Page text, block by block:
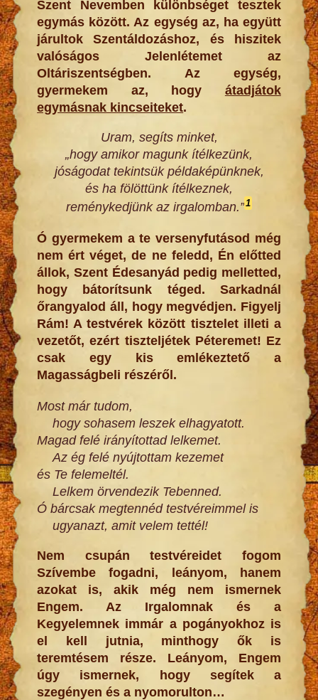
Szent Nevemben különbséget tesztek
egymás között. Az egység az, ha együtt
járultok Szentáldozáshoz, és hiszitek
valóságos Jelenlétemet az
Oltáriszentségben. Az egység,
gyermekem az, hogy átadjátok
egymásnak kincseiteket.
Uram, segíts minket,
„hogy amikor magunk ítélkezünk,
jóságodat tekintsük példaképünknek,
és ha fölöttünk ítélkeznek,
reménykedjünk az irgalomban.”1
Ó gyermekem a te versenyfutásod még
nem ért véget, de ne feledd, Én előtted
állok, Szent Édesanyád pedig melletted,
hogy bátorítsunk téged. Sarkadnál
őrangyalod áll, hogy megvédjen. Figyelj
Rám! A testvérek között tisztelet illeti a
vezetőt, ezért tiszteljétek Péteremet! Ez
csak egy kis emlékeztető a
Magasságbeli részéről.
Most már tudom,
hogy sohasem leszek elhagyatott.
Magad felé irányítottad lelkemet.
Az ég felé nyújtottam kezemet
és Te felemeltél.
Lelkem örvendezik Tebenned.
Ó bárcsak megtennéd testvéreimmel is
ugyanazt, amit velem tettél!
Nem csupán testvéreidet fogom
Szívembe fogadni, leányom, hanem
azokat is, akik még nem ismernek
Engem. Az Irgalomnak és a
Kegyelemnek immár a pogányokhoz is
el kell jutnia, minthogy ők is
teremtésem része. Leányom, Engem
úgy ismernek, hogy segítek a
szegényen és a nyomorulton…